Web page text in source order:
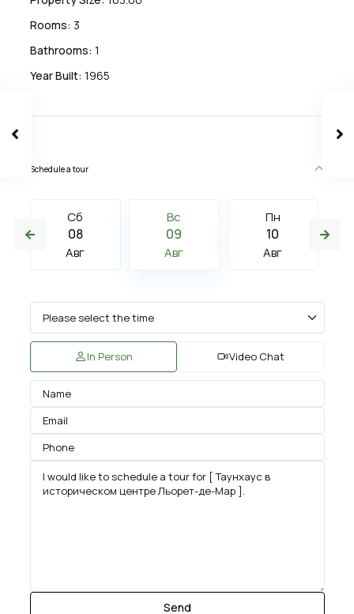
Rooms: 3
Bathrooms: 1
Year Built: 1965
Schedule a tour
Сб
08
Авг
Вс
09
Авг
Пн
10
Авг
In Person Video Chat